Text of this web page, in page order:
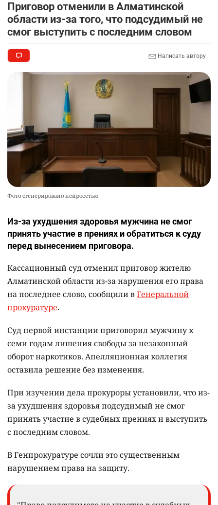
Приговор отменили в Алматинской
области из-за того, что подсудимый не
смог выступить с последним словом
Написать автору
Фото сгенерировано нейросетью
Из-за ухудшения здоровья мужчина не смог
принять участие в прениях и обратиться к суду
перед вынесением приговора.
Кассационный суд отменил приговор жителю
Алматинской области из-за нарушения его права
на последнее слово, сообщили вГенеральной
прокуратуре.
Суд первой инстанции приговорил мужчину к
семи годам лишения свободы за незаконный
оборот наркотиков. Апелляционная коллегия
оставила решение без изменения.
При изучении дела прокуроры установили, что из-
за ухудшения здоровья подсудимый не смог
принять участие в судебных прениях и выступить
с последним словом.
В Генпрокуратуре сочли это существенным
нарушением права на защиту.